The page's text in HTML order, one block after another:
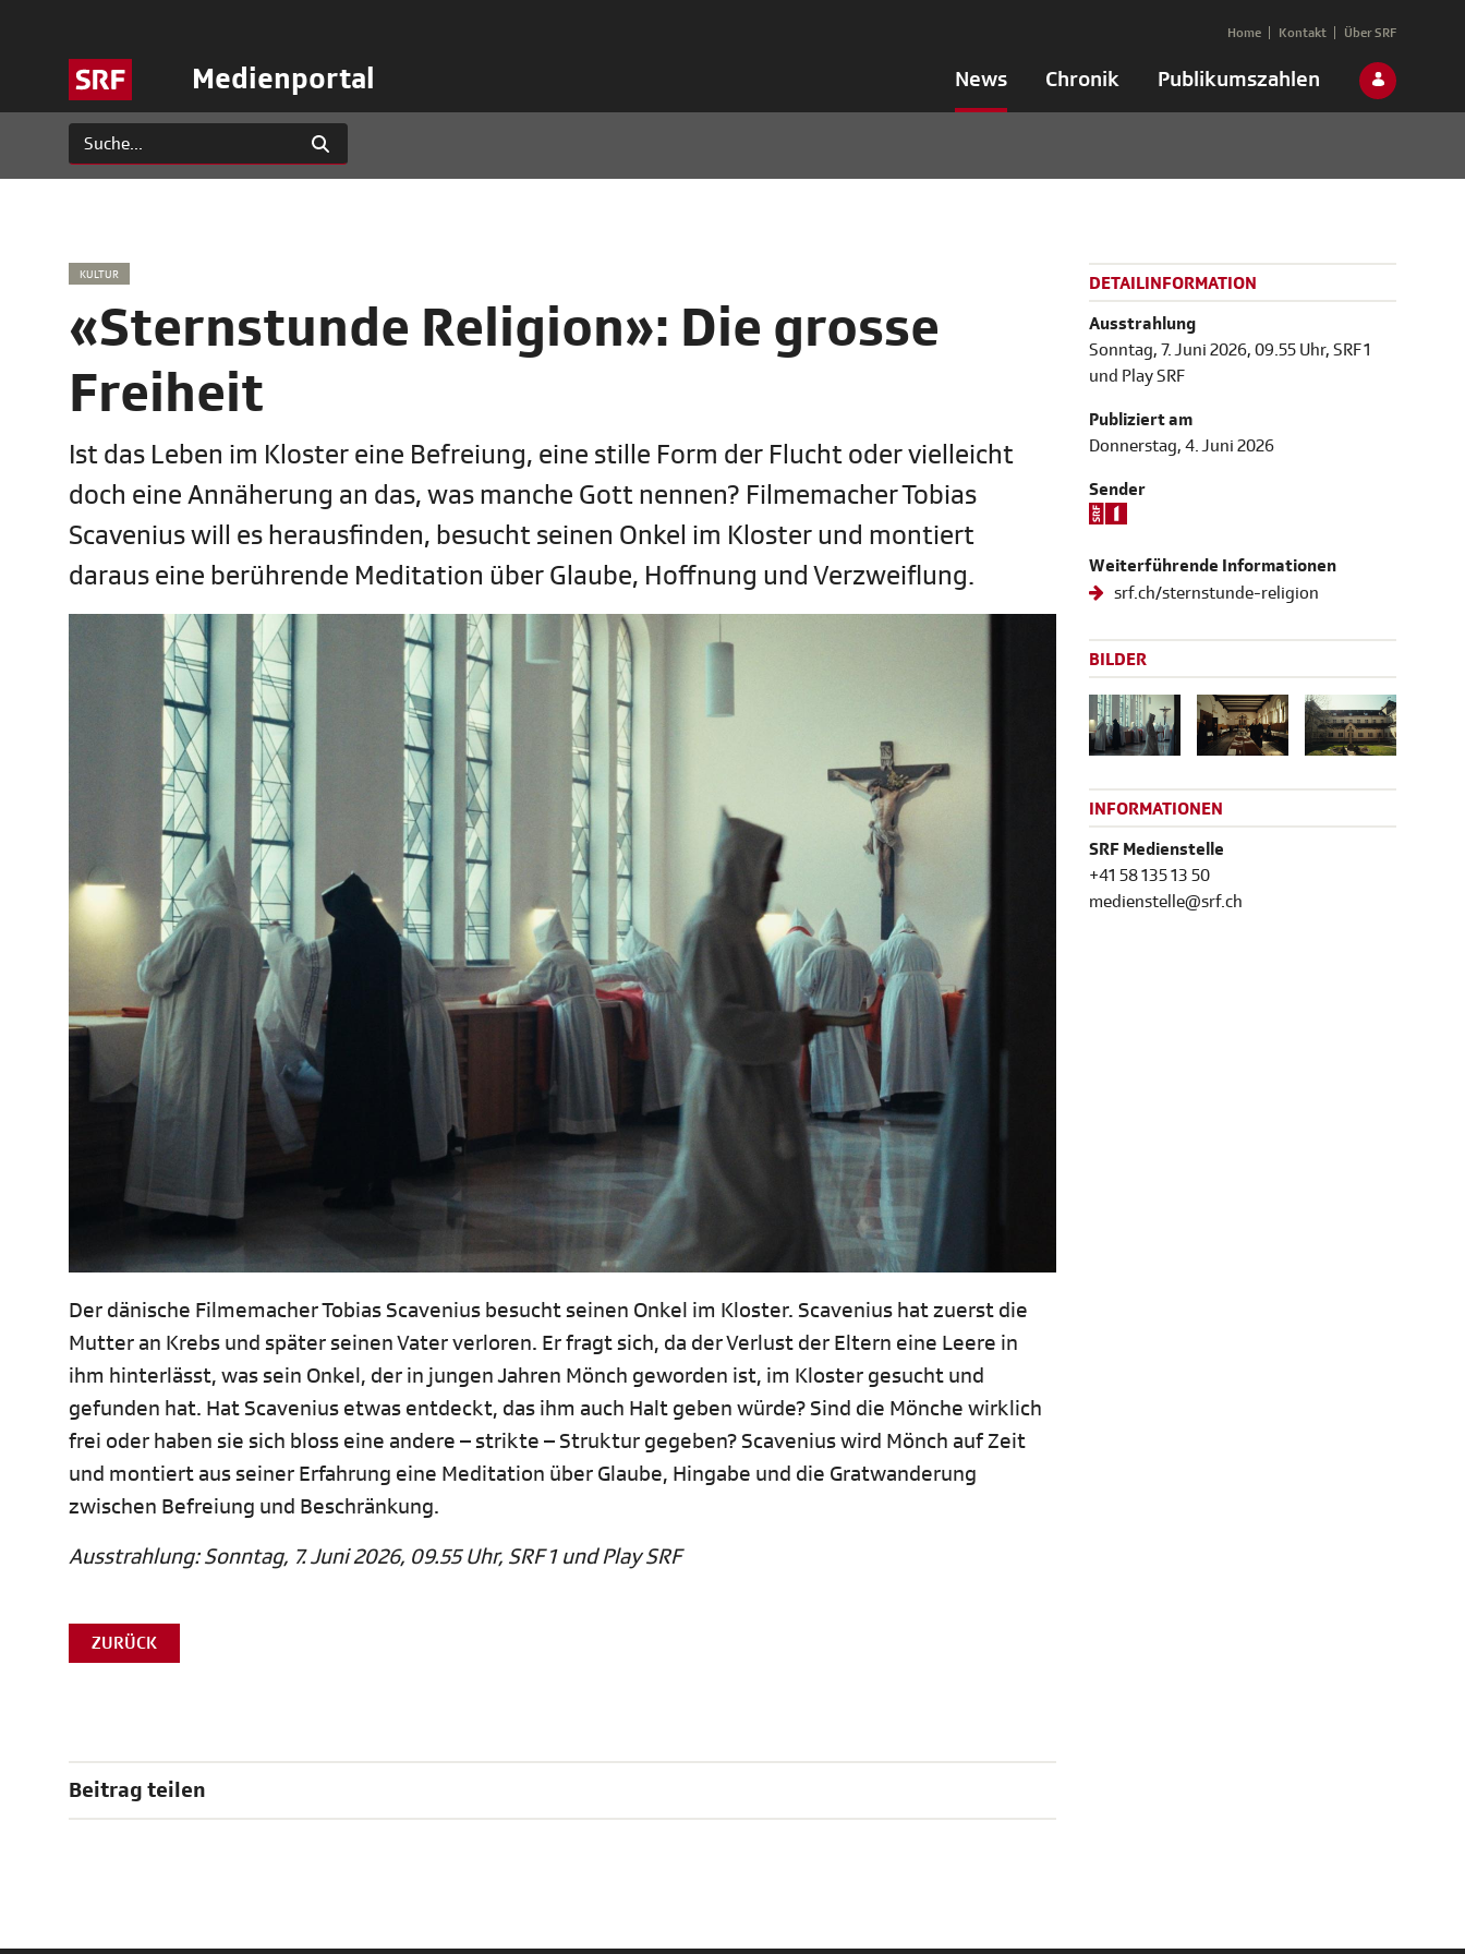
Medienportal News Chronik Publikumszahlen
Home Kontakt Über SRF
KULTUR
«Sternstunde Religion»: Die grosse
Freiheit
Ist das Leben im Kloster eine Befreiung, eine stille Form der Flucht oder vielleicht
doch eine Annäherung an das, was manche Gott nennen? Filmemacher Tobias
Scavenius will es herausfinden, besucht seinen Onkel im Kloster und montiert
daraus eine berührende Meditation über Glaube, Hoffnung und Verzweiflung.
Der dänische Filmemacher Tobias Scavenius besucht seinen Onkel im Kloster. Scavenius hat zuerst die
Mutter an Krebs und später seinen Vater verloren. Er fragt sich, da der Verlust der Eltern eine Leere in
ihm hinterlässt, was sein Onkel, der in jungen Jahren Mönch geworden ist, im Kloster gesucht und
gefunden hat. Hat Scavenius etwas entdeckt, das ihm auch Halt geben würde? Sind die Mönche wirklich
frei oder haben sie sich bloss eine andere – strikte – Struktur gegeben? Scavenius wird Mönch auf Zeit
und montiert aus seiner Erfahrung eine Meditation über Glaube, Hingabe und die Gratwanderung
zwischen Befreiung und Beschränkung.
Ausstrahlung: Sonntag, 7. Juni 2026, 09.55 Uhr, SRF 1 und Play SRF
ZURÜCK
Beitrag teilen
DETAILINFORMATION
Ausstrahlung
Sonntag, 7. Juni 2026, 09.55 Uhr, SRF 1
und Play SRF
Publiziert am
Donnerstag, 4. Juni 2026
Sender
Weiterführende Informationen
srf.ch/sternstunde-religion
BILDER
INFORMATIONEN
SRF Medienstelle
+41 58 135 13 50
medienstelle@srf.ch